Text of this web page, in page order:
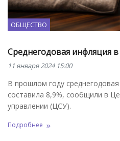
ОБЩЕСТВО
Среднегодовая инфляция
11 января 2024 15:00
В прошлом году
составила 8,9%, сообщили в
управлении (ЦСУ).
Подробнее